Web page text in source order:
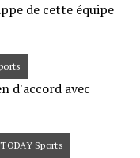
de cette équipe
d'accord avec
Sports